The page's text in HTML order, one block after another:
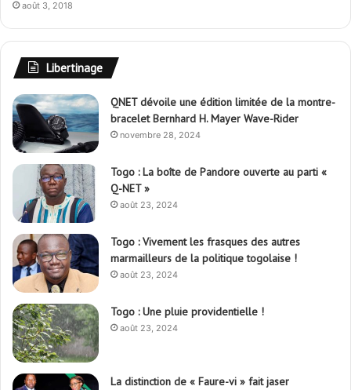
août 3, 2018
Libertinage
QNET dévoile une édition limitée de la montre-
bracelet Bernhard H. Mayer Wave-Rider
novembre 28, 2024
Togo : La boîte de Pandore ouverte au parti «
Q-NET »
août 23, 2024
Togo : Vivement les frasques des autres
marmailleurs de la politique togolaise !
août 23, 2024
Togo : Une pluie providentielle !
août 23, 2024
La distinction de « Faure-vi » fait jaser